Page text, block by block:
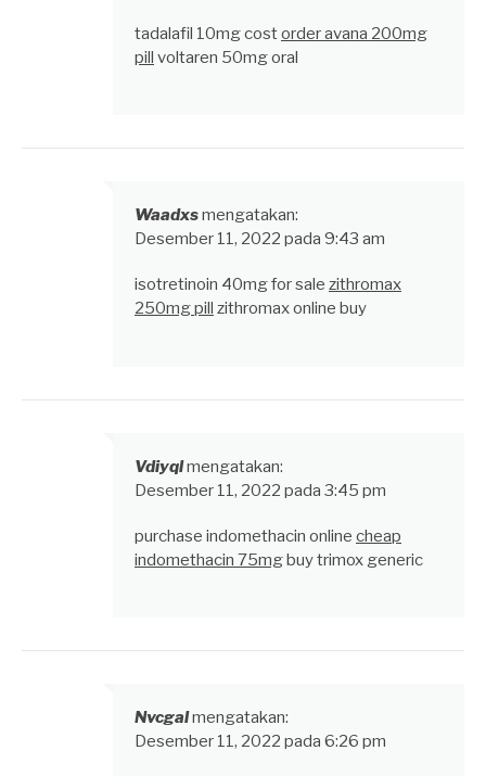
tadalafil 10mg costorder avana 200mg
pill voltaren 50mg oral
Waadxsmengatakan:
Desember 11, 2022 pada 9:43 am
isotretinoin 40mg for sale zithromax
250mg pill zithromax online buy
Vdiyqlmengatakan:
Desember 11, 2022 pada 3:45 pm
purchase indomethacin online cheap
indomethacin 75mgbuy trimox generic
Nvcgalmengatakan:
Desember 11, 2022 pada 6:26 pm